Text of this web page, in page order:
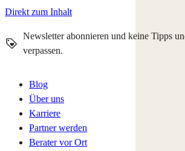
Direkt zum Inhalt
Newsletter abonnieren und keine Tipps
verpassen.
Blog
Über uns
Karriere
Partner werden
Berater vor Ort